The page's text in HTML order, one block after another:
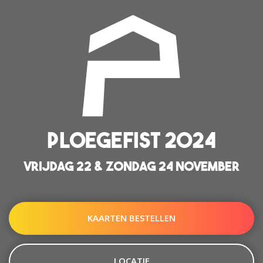
PLOEGEFIST 2024
VRIJDAG 22 & ZONDAG 24 NOVEMBER
KAARTEN BESTELLEN
LOCATIE